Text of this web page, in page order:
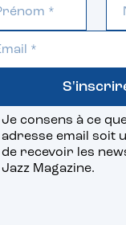
Je consens à ce
adresse email soit
de recevoir les
Jazz Magazine.